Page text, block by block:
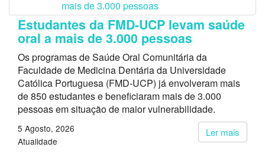
Estudantes da FMD-UCP levam saúde
oral a mais de 3.000 pessoas
Os programas de Saúde Oral Comunitária da
Faculdade de Medicina Dentária da Universidade
Católica Portuguesa (FMD-UCP) já envolveram mais
de 850 estudantes e beneficiaram mais de 3.000
pessoas em situação de maior vulnerabilidade.
Ler mais
5 Agosto, 2026
Atualidade